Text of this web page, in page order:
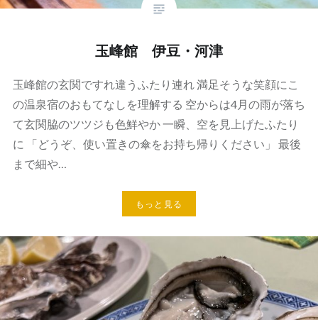
玉峰館 伊豆・河津
玉峰館の玄関ですれ違うふたり連れ 満足そうな笑顔にこ
の温泉宿のおもてなしを理解する 空からは4月の雨が落ち
て玄関脇のツツジも色鮮やか 一瞬、空を見上げたふたり
に 「どうぞ、使い置きの傘をお持ち帰りください」 最後
まで細や…
もっと見る